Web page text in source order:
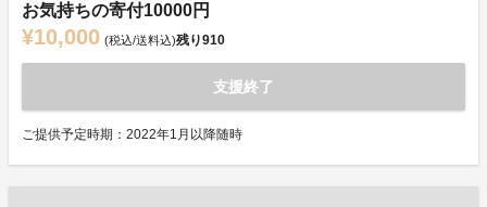
お気持ちの寄付10000円
¥10,000 (税込/送料込)残り910
支援終了
ご提供予定時期：2022年1月以降随時